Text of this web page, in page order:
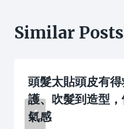
Similar Posts
頭髮太貼頭皮有
護、吹髮到造型
氣感